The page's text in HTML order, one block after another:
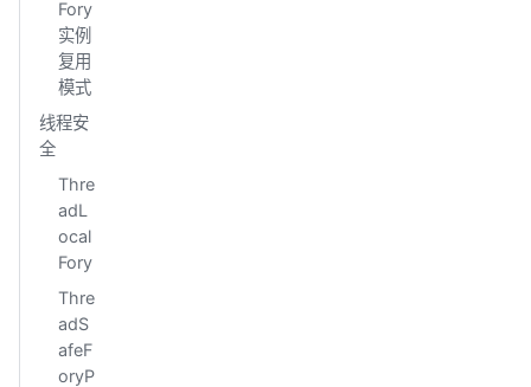
Fory
实例
复用
模式
线程安
全
Thre
adL
ocal
Fory
Thre
adS
afeF
oryP